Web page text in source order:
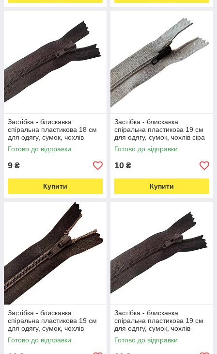
Застібка - блискавка
спіральна пластикова 18 см
для одягу, сумок, чохлів
коричнева (7339)
Готово до відправки
9 ₴
Купити
Застібка - блискавка
спіральна пластикова 19 см
для одягу, сумок, чохлів сіра
(7340)
Готово до відправки
10 ₴
Купити
Застібка - блискавка
спіральна пластикова 19 cм
для одягу, сумок, чохлів
коричнева (7341)
Готово до відправки
Застібка - блискавка
спіральна пластикова 19 см
для одягу, сумок, чохлів
темно-коричнева (7347)
Готово до відправки